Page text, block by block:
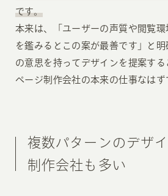
です。
本来は、「ユーザーの声質や閲覧
を鑑みるとこの案が最善です」と
の意思を持ってデザインを提案す
ページ制作会社の本来の仕事なはず
複数パターンのデザ
制作会社も多い